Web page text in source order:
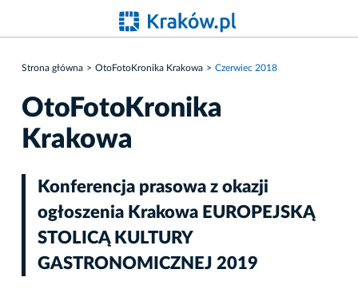
Strona główna OtoFotoKronika Krakowa Czerwiec 2018
OtoFotoKronika
Krakowa
Konferencja prasowa z okazji
ogłoszenia Krakowa EUROPEJSKĄ
STOLICĄ KULTURY
GASTRONOMICZNEJ 2019